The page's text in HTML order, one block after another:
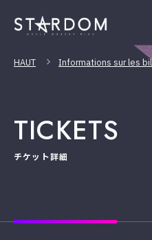
HAUT Informations sur les
TICKETS
チケット詳細